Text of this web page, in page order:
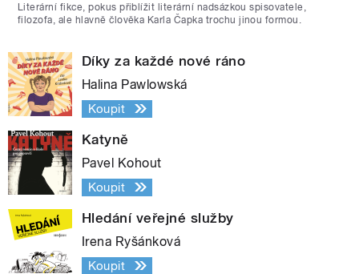
Literární fikce, pokus přiblížit literární nadsázkou spisovatele,
filozofa, ale hlavně člověka Karla Čapka trochu jinou formou.
Díky za každé nové ráno
Halina Pawlowská
Koupit
Katyně
Pavel Kohout
Koupit
Hledání veřejné služby
Irena Ryšánková
Koupit